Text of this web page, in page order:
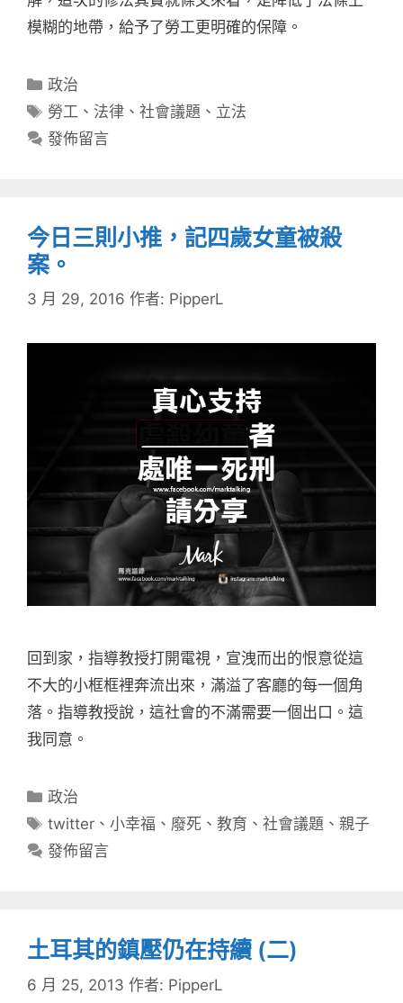
模糊的地帶，給予了勞工更明確的保障。
分
類
政治
標
籤
勞工 、 法律 、社會議題 、 立法
發佈留言
今日三則小推，記四歲女童被殺
案。
3 月 29, 2016 作者: PipperL
回到家，指導教授打開電視，宣洩而出的恨意從這
不大的小框框裡奔流出來，滿溢了客廳的每一個角
落。指導教授說，這社會的不滿需要一個出口。這
我同意。
分
類
政治
標
籤
twitter 、小幸福 、 廢死 、教育 、社會議題 、親子
發佈留言
土耳其的鎮壓仍在持續 (二)
6 月 25, 2013 作者: PipperL